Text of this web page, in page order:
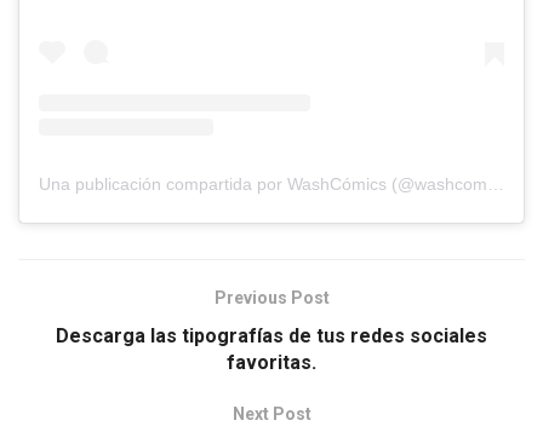
Previous Post
Descarga las tipografías de tus redes sociales
favoritas.
Next Post